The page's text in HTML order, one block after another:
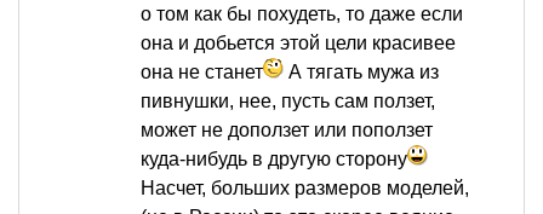
о том как бы похудеть, то даже если
она и добьется этой цели красивее
она не станет
А тягать мужа из
пивнушки, нее, пусть сам ползет,
может не доползет или поползет
куда-нибудь в другую сторону
Насчет, больших размеров моделей,